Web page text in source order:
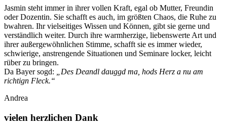
Jasmin steht immer in ihrer vollen Kraft, egal ob Mutter, Freundin
oder Dozentin. Sie schafft es auch, im größten Chaos, die Ruhe zu
bwahren. Ihr vielseitiges Wissen und Können, gibt sie gerne und
verständlich weiter. Durch ihre warmherzige, liebenswerte Art und
ihrer außergewöhnlichen Stimme, schafft sie es immer wieder,
schwierige, anstrengende Situationen und Seminare locker, leicht
rüber zu bringen.
Da Bayer sogd:
„Des Deandl dauggd ma, hods Herz a nu am
richtign Fleck.“
Andrea
vielen herzlichen Dank